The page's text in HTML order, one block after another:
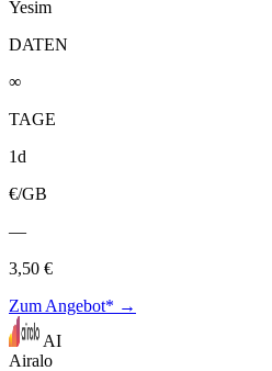
Yesim
DATEN
∞
TAGE
1d
€/GB
—
3,50 €
Zum Angebot* →
AI
Airalo